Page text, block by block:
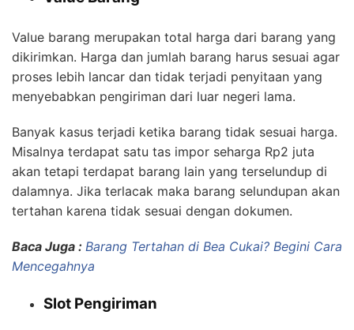
Value barang merupakan total harga dari barang yang
dikirimkan. Harga dan jumlah barang harus sesuai agar
proses lebih lancar dan tidak terjadi penyitaan yang
menyebabkan pengiriman dari luar negeri lama.
Banyak kasus terjadi ketika barang tidak sesuai harga.
Misalnya terdapat satu tas impor seharga Rp2 juta
akan tetapi terdapat barang lain yang terselundup di
dalamnya. Jika terlacak maka barang selundupan akan
tertahan karena tidak sesuai dengan dokumen.
Baca Juga : Barang Tertahan di Bea Cukai? Begini Cara
Mencegahnya
Slot Pengiriman